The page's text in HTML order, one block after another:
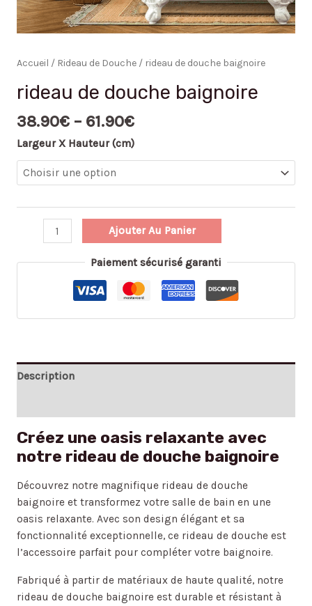
Accueil / Rideau de Douche/ rideau de douche baignoire
rideau de douche baignoire
38.90€– 61.90€
Largeur X Hauteur (cm)
Ajouter Au Panier
Paiement sécurisé garanti
Description
Créez une oasis relaxante avec
notre rideau de douche baignoire
Découvrez notre magnifique rideau de douche
baignoire et transformez votre salle de bain en une
oasis relaxante. Avec son design élégant et sa
fonctionnalité exceptionnelle, ce rideau de douche est
l’accessoire parfait pour compléter votre baignoire.
Fabriqué à partir de matériaux de haute qualité, notre
rideau de douche baignoire est durable et résistant à